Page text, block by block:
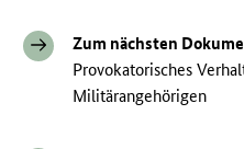
Zum nächsten
Provokatorisches
Militärangehörigen